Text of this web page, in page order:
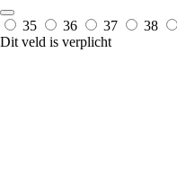
35 36 37 38
Dit veld is verplicht